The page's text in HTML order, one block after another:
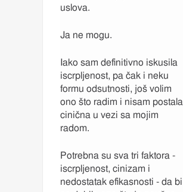
uslova.
Ja ne mogu.
Iako sam definitivno iskusila
iscrpljenost, pa čak i neku
formu odsutnosti, još volim
ono što radim i nisam postala
cinična u vezi sa mojim
radom.
Potrebna su sva tri faktora -
iscrpljenost, cinizam i
nedostatak efikasnosti - da bi